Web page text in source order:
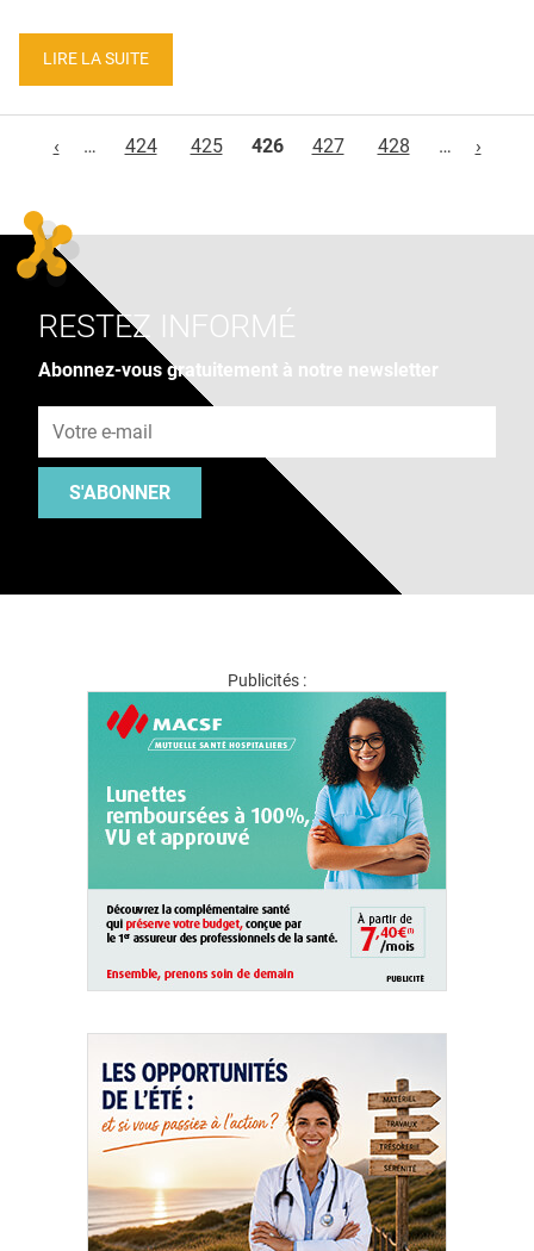
LIRE LA SUITE
‹
… 424 425 426 427 428 … ›
RESTEZ INFORMÉ
Abonnez-vous gratuitement à notre newsletter
S'ABONNER
Publicités :